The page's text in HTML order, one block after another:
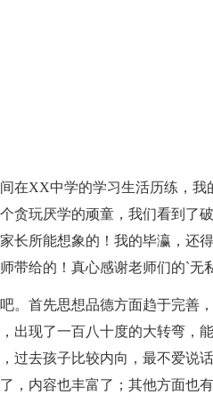
在XX中学的学习生活历练，
贪玩厌学的顽童，我们看到了
长所能想象的！我的毕瀛，还
带给的！真心感谢老师们的`无
。首先思想品德方面趋于完善
出现了一百八十度的大转弯，
过去孩子比较内向，最不爱说
，内容也丰富了；其他方面